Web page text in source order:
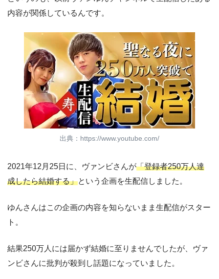
内容が関係しているんです。
出典：https://www.youtube.com/
2021年12月25日に、ヴァンビさんが「登録者250万人達
成したら結婚する」という企画を生配信しました。
ゆんさんはこの企画の内容を知らないまま生配信がスター
ト。
結果250万人には届かず結婚に至りませんでしたが、ヴァ
ンビさんに批判が殺到し話題になっていました。